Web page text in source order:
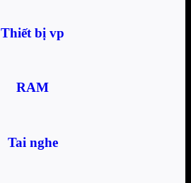
Thiết bị vp
RAM
Tai nghe